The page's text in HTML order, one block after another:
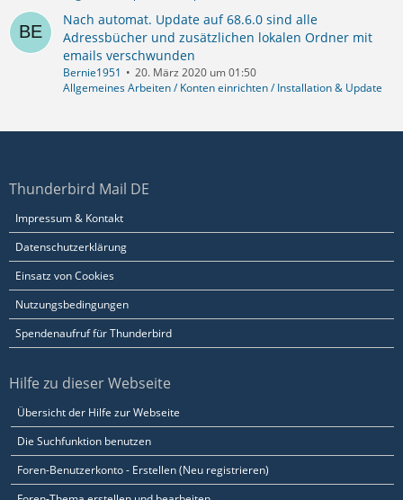
Nach automat. Update auf 68.6.0 sind alle
Adressbücher und zusätzlichen lokalen Ordner mit
emails verschwunden
Bernie1951
20. März 2020 um 01:50
Allgemeines Arbeiten / Konten einrichten / Installation & Update
Thunderbird Mail DE
Impressum & Kontakt
Datenschutzerklärung
Einsatz von Cookies
Nutzungsbedingungen
Spendenaufruf für Thunderbird
Hilfe zu dieser Webseite
Übersicht der Hilfe zur Webseite
Die Suchfunktion benutzen
Foren-Benutzerkonto - Erstellen (Neu registrieren)